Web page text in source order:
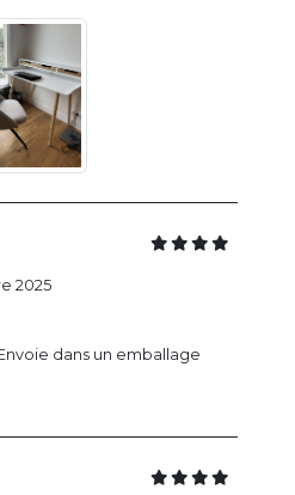
dans un emballage
2025